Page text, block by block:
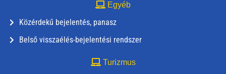
Egyéb
Közérdekű bejelentés, panasz
Belső visszaélés-bejelentési rendszer
Turizmus